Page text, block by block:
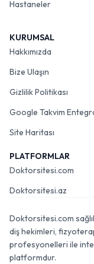
Hastaneler
KURUMSAL
Hakkımızda
Bize Ulaşın
Gizlilik Politikası
Google Takvim
Site Haritası
PLATFORMLAR
Doktorsitesi.com
Doktorsitesi.az
Doktorsitesi.com
diş hekimleri,
profesyonelleri ile
platformdur.